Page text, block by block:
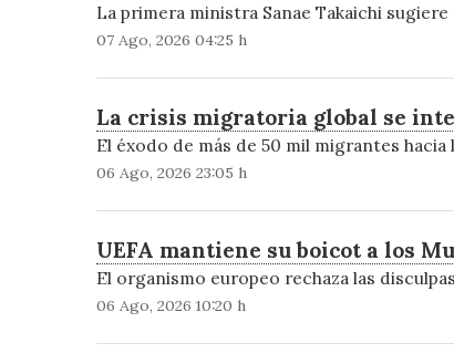
La primera ministra Sanae Takaichi
07 Ago, 2026 04:25 h
La crisis migratoria global se
El éxodo de más de 50 mil migrantes
06 Ago, 2026 23:05 h
UEFA mantiene su boicot a los
El organismo europeo rechaza las
06 Ago, 2026 10:20 h